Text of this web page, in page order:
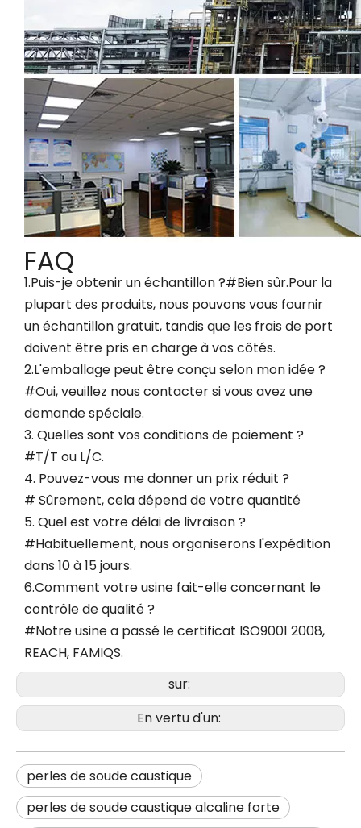
FAQ
1.Puis-je obtenir un échantillon ?#Bien sûr.Pour la
plupart des produits, nous pouvons vous fournir
un échantillon gratuit, tandis que les frais de port
doivent être pris en charge à vos côtés.
2.L'emballage peut être conçu selon mon idée ?
#Oui, veuillez nous contacter si vous avez une
demande spéciale.
3. Quelles sont vos conditions de paiement ?
#T/T ou L/C.
4. Pouvez-vous me donner un prix réduit ?
# Sûrement, cela dépend de votre quantité
5. Quel est votre délai de livraison ?
#Habituellement, nous organiserons l'expédition
dans 10 à 15 jours.
6.Comment votre usine fait-elle concernant le
contrôle de qualité ?
#Notre usine a passé le certificat ISO9001 2008,
REACH, FAMIQS.
sur:
En vertu d'un:
perles de soude caustique
perles de soude caustique alcaline forte